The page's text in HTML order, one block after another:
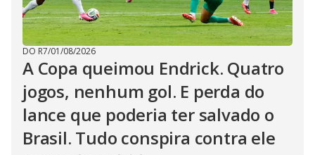
DO R7/01/08/2026
A Copa queimou Endrick. Quatro
jogos, nenhum gol. E perda do
lance que poderia ter salvado o
Brasil. Tudo conspira contra ele